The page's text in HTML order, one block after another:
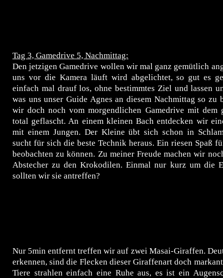
Tag 3, Gamedrive 5, Nachmittag:
Den jetzigen Gamedrive wollen wir mal ganz gemütlich
uns vor die Kamera läuft wird abgelichtet, so gut es
einfach mal drauf los, ohne bestimmtes Ziel und lassen
was uns unser Guide Agnes an diesem Nachmittag so zu
wir doch noch vom morgendlichen Gamedrive mit dem
total geflascht. An einem kleinen Bach entdecken wir
mit einem Jungen. Der Kleine übt sich schon in
sucht für sich die beste Technik heraus. Ein riesen Spaß
beobachten zu können. Zu meiner Freude machen wir
Abstecher zu den Krokodilen. Einmal nur kurz um die
sollten wir sie antreffen?
Nur 5min entfernt treffen wir auf zwei Masai-Giraffen.
erkennen, sind die Flecken dieser Giraffenart doch
Tiere strahlen einfach eine Ruhe aus, es ist ein